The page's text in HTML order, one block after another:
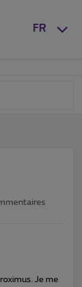
FR
Je me